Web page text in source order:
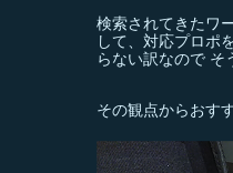
検索されてきたワ
して、対応プロポ
らない訳なので そ
その観点からおす